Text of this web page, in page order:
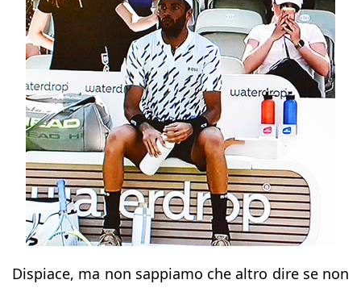
Dispiace, ma non sappiamo che altro dire se non